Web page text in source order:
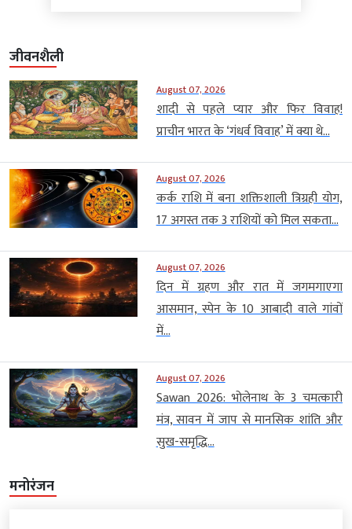
जीवनशैली
August 07, 2026
शादी से पहले प्यार और फिर विवाह!
प्राचीन भारत के ‘गंधर्व विवाह’ में क्या थे...
August 07, 2026
कर्क राशि में बना शक्तिशाली त्रिग्रही योग,
17 अगस्त तक 3 राशियों को मिल सकता...
August 07, 2026
दिन में ग्रहण और रात में जगमगाएगा
आसमान, स्पेन के 10 आबादी वाले गांवों
में...
August 07, 2026
Sawan 2026: भोलेनाथ के 3 चमत्कारी
मंत्र, सावन में जाप से मानसिक शांति और
सुख-समृद्धि...
मनोरंजन